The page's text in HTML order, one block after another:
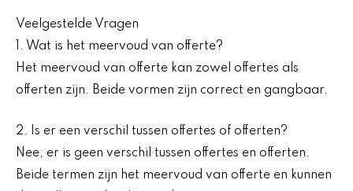
Veelgestelde Vragen
1. Wat is het meervoud van offerte?
Het meervoud van offerte kan zowel offertes als
offerten zijn. Beide vormen zijn correct en gangbaar.
2. Is er een verschil tussen offertes of offerten?
Nee, er is geen verschil tussen offertes en offerten.
Beide termen zijn het meervoud van offerte en kunnen